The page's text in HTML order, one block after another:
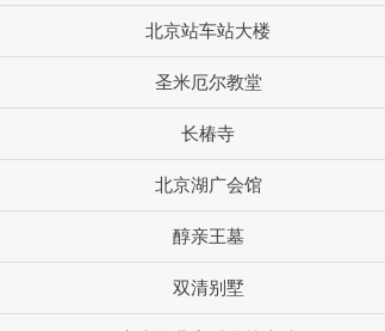
北京站车站大楼
圣米厄尔教堂
长椿寺
北京湖广会馆
醇亲王墓
双清别墅